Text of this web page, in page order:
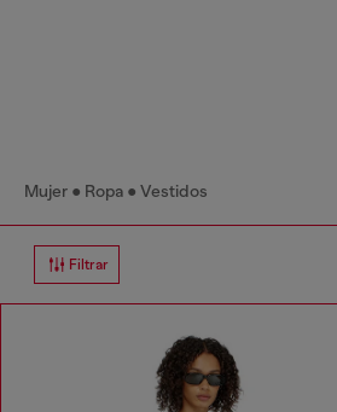
Mujer Ropa Vestidos
Filtrar